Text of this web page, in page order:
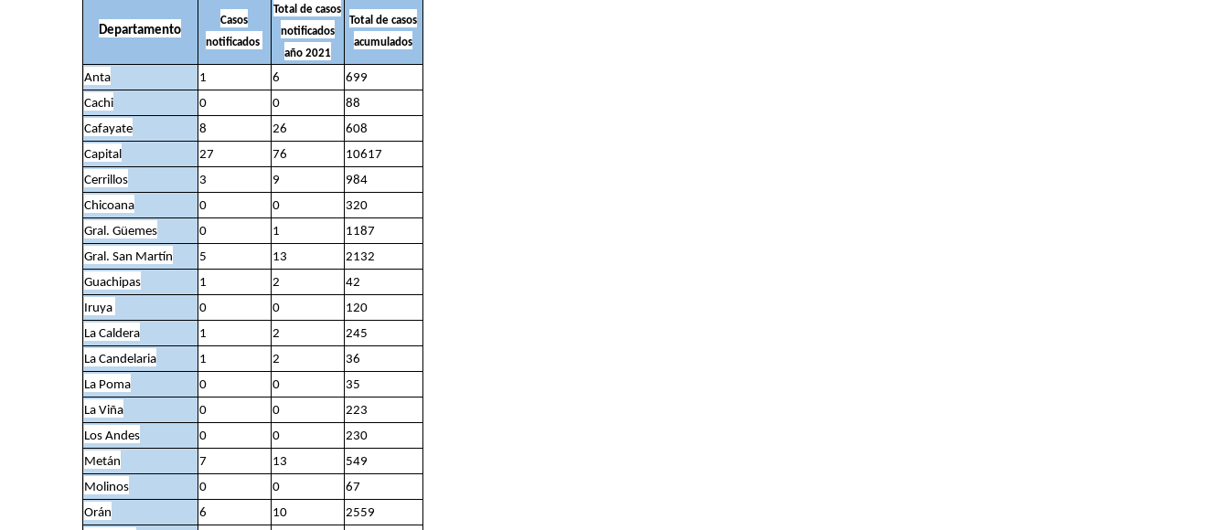
Departamento
Casos
notificados
Total de casos
notificados
año 2021
Total de casos
acumulados
Anta 1 6
699
Cachi
0 0
88
Cafayate
8 26
608
Capital
27 76
10617
Cerrillos
3 9
984
Chicoana
0 0
320
Gral. Güemes
0 1
1187
Gral. San Martín
5 13
2132
Guachipas
1 2
42
Iruya
0 0
120
La Caldera
1 2
245
La Candelaria
1 2
36
La Poma
0 0
35
La Viña
0 0
223
Los Andes
0 0
230
Metán
7 13
549
Molinos
0 0
67
Orán
6 10
2559